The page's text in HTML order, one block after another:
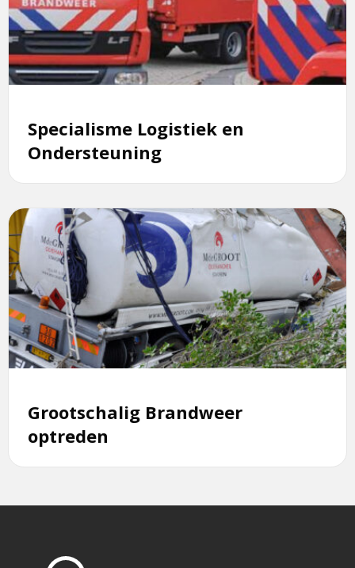
Specialisme Logistiek en
Ondersteuning
Logistiek
en
Ondersteuning
Grootschalig Brandweer
optreden
Lees
meer
over
Grootschalig
Brandweer
optreden